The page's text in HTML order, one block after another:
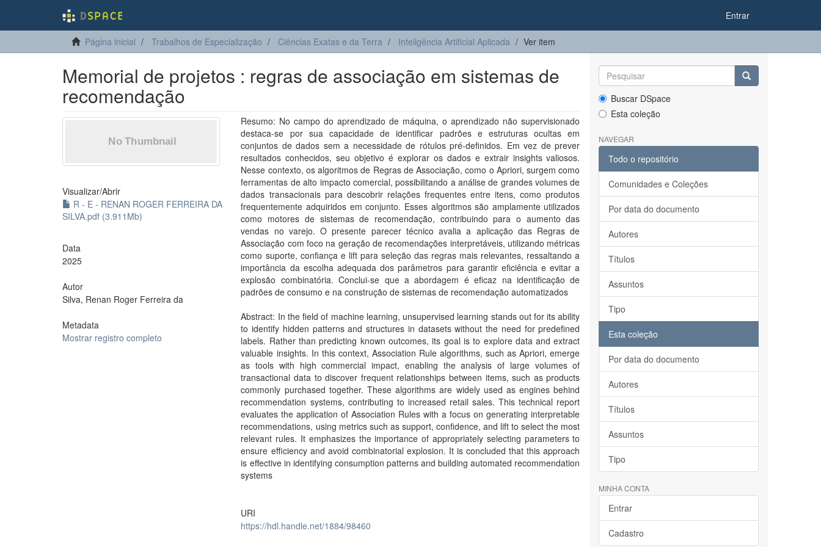
Entrar
Página inicial Trabalhos de Especialização Ciências Exatas e da Terra Inteligência Artificial Aplicada Ver item
Memorial de projetos : regras de associação em sistemas de
recomendação
Visualizar/Abrir
R - E - RENAN ROGER FERREIRA DA
SILVA.pdf (3.911Mb)
Data
2025
Autor
Silva, Renan Roger Ferreira da
Metadata
Mostrar registro completo
Resumo: No campo do aprendizado de máquina, o aprendizado não supervisionado
destaca-se por sua capacidade de identificar padrões e estruturas ocultas em
conjuntos de dados sem a necessidade de rótulos pré-definidos. Em vez de prever
resultados conhecidos, seu objetivo é explorar os dados e extrair insights valiosos.
Nesse contexto, os algoritmos de Regras de Associação, como o Apriori, surgem como
ferramentas de alto impacto comercial, possibilitando a análise de grandes volumes de
dados transacionais para descobrir relações frequentes entre itens, como produtos
frequentemente adquiridos em conjunto. Esses algoritmos são amplamente utilizados
como motores de sistemas de recomendação, contribuindo para o aumento das
vendas no varejo. O presente parecer técnico avalia a aplicação das Regras de
Associação com foco na geração de recomendações interpretáveis, utilizando métricas
como suporte, confiança e lift para seleção das regras mais relevantes, ressaltando a
importância da escolha adequada dos parâmetros para garantir eficiência e evitar a
explosão combinatória. Conclui-se que a abordagem é eficaz na identificação de
padrões de consumo e na construção de sistemas de recomendação automatizados
Abstract: In the field of machine learning, unsupervised learning stands out for its ability
to identify hidden patterns and structures in datasets without the need for predefined
labels. Rather than predicting known outcomes, its goal is to explore data and extract
valuable insights. In this context, Association Rule algorithms, such as Apriori, emerge
as tools with high commercial impact, enabling the analysis of large volumes of
transactional data to discover frequent relationships between items, such as products
commonly purchased together. These algorithms are widely used as engines behind
recommendation systems, contributing to increased retail sales. This technical report
evaluates the application of Association Rules with a focus on generating interpretable
recommendations, using metrics such as support, confidence, and lift to select the most
relevant rules. It emphasizes the importance of appropriately selecting parameters to
ensure efficiency and avoid combinatorial explosion. It is concluded that this approach
is effective in identifying consumption patterns and building automated recommendation
systems
URI
https://hdl.handle.net/1884/98460
Buscar DSpace
Esta coleção
NAVEGAR
Todo o repositório
Comunidades e Coleções
Por data do documento
Autores
Títulos
Assuntos
Tipo
Esta coleção
Por data do documento
Autores
Títulos
Assuntos
Tipo
MINHA CONTA
Entrar
Cadastro